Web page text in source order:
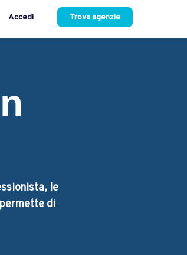
Accedi Trova agenzie
le
di